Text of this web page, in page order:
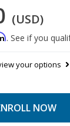
(USD)
. See if you
your options
NOW